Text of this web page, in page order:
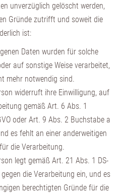
unverzüglich gelöscht werden,
Gründe zutrifft und soweit die
ist:
Daten wurden für solche
auf sonstige Weise verarbeitet,
mehr notwendig sind.
widerruft ihre Einwilligung, auf
gemäß Art. 6 Abs. 1
oder Art. 9 Abs. 2 Buchstabe a
es fehlt an einer anderweitigen
die Verarbeitung.
legt gemäß Art. 21 Abs. 1 DS-
die Verarbeitung ein, und es
berechtigten Gründe für die